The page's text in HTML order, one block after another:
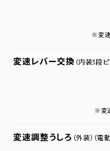
※変速
変速レバー交換 （内装3段ピ
※変
変速調整うしろ （外装） （電